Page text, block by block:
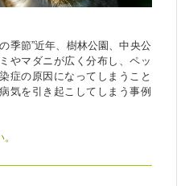
季節”近年、樹林公園、中央公
やマダニが広く分布し、ペッ
症の原因になってしまうこと
気を引き起こしてしまう事例